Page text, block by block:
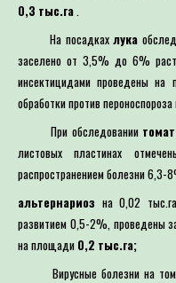
0,3 тыс.га.
На посадкахлука
заселено от 3,5% до 6%
инсектицидами проведены на
обработки против
При обследовании
листовых пластинах
распространением болезни
альтернариоз на 0,02
развитием 0,5-2%, проведены
на площади 0,2 тыс.га;
Вирусные болезни на